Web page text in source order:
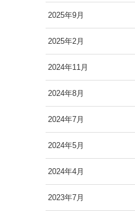
2025年9月
2025年2月
2024年11月
2024年8月
2024年7月
2024年5月
2024年4月
2023年7月